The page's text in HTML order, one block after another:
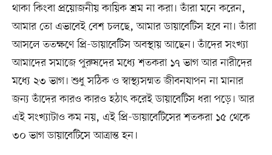
থাকা কিংবা প্রয়োজনীয় কায়িক শ্রম না করা। তাঁরা মনে করেন,
আমার তো এভাবেই বেশ চলছে, আমার ডায়াবেটিস হবে না। তাঁরা
আসলে ততক্ষণে প্রি-ডায়াবেটিস অবস্থায় আছেন। তাঁদের সংখ্যা
আমাদের সমাজে পুরুষদের মধ্যে শতকরা ১৭ ভাগ আর নারীদের
মধ্যে ২৩ ভাগ। শুধু সঠিক ও স্বাস্থ্যসম্মত জীবনযাপন না মানার
জন্য তাঁদের কারও কারও হঠাৎ করেই ডায়াবেটিস ধরা পড়ে। আর
এই সংখ্যাটাও কম নয়, এই প্রি-ডায়াবেটিসের শতকরা ১৫ থেকে
৩০ ভাগ ডায়াবেটিসে আত্রান্ত হন।